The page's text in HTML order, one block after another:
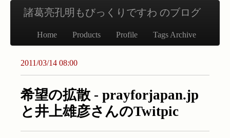
諸葛亮孔明もびっくりですわ のブログ
Home Products Profile Tags Archive
2011/03/14 08:00
希望の拡散 - prayforjapan.jp
と井上雄彦さんのTwitpic